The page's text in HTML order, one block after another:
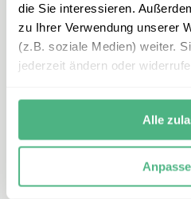
die Sie interessieren.
zu Ihrer Verwendung unserer
(z.B. soziale Medien) weiter.
jederzeit ändern oder
Alle
Montag –
und nach